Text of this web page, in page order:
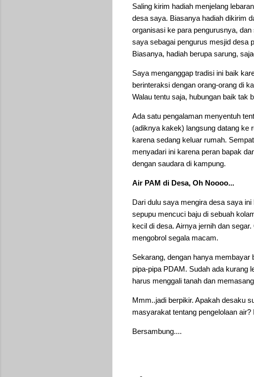
Saling kirim hadiah menjelang
desa saya. Biasanya hadiah dikirim
organisasi ke para pengurusnya,
saya sebagai pengurus mesjid desa
Biasanya, hadiah berupa sarung,
Saya menganggap tradisi ini baik
berinteraksi dengan orang-orang di
Walau tentu saja, hubungan baik tak
Ada satu pengalaman menyentuh
(adiknya kakek) langsung datang ke
karena sedang keluar rumah.
menyadari ini karena peran bapak
dengan saudara di kampung.
Air PAM di Desa, Oh Noooo...
Dari dulu saya mengira desa saya
sepupu mencuci baju di sebuah
kecil di desa. Airnya jernih dan
mengobrol segala macam.
Sekarang, dengan hanya membayar
pipa-pipa PDAM. Sudah ada kurang
harus menggali tanah dan
Mmm..jadi berpikir. Apakah desaku
masyarakat tentang pengelolaan
Bersambung....